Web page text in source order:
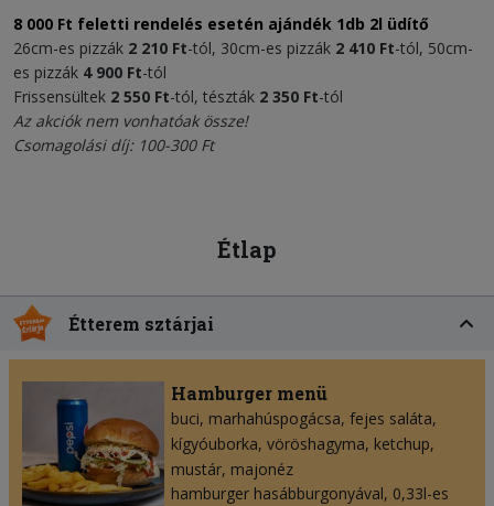
8 000 Ft feletti rendelés esetén ajándék 1db 2l üdítő
26cm-es pizzák 2 210 Ft-tól, 30cm-es pizzák 2 410 Ft-tól, 50cm-
es pizzák 4 900 Ft-tól
Frissensültek 2 550 Ft-tól, tészták 2 350 Ft-tól
Az akciók nem vonhatóak össze!
Csomagolási díj: 100-300 Ft
Étlap
Étterem sztárjai
Hamburger menü
buci marhahúspogácsa fejes saláta
kígyóuborka vöröshagyma ketchup
mustár majonéz
hamburger hasábburgonyával, 0,33l-es